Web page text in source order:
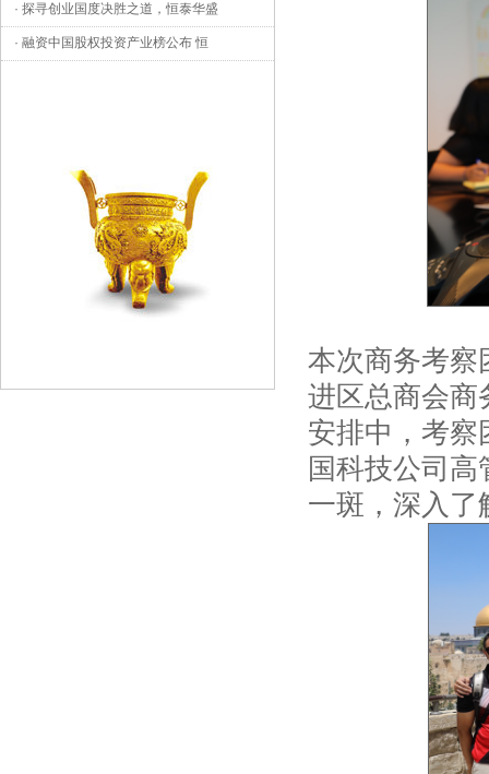
· 探寻创业国度决胜之道，恒泰华盛
· 融资中国股权投资产业榜公布 恒
本次商务考察
进区总商会商
安排中，考察
国科技公司
一斑，深入了